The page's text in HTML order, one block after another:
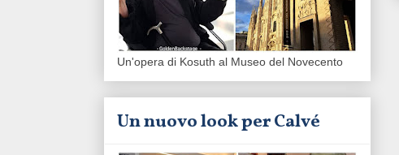
Un'opera di Kosuth al Museo del Novecento
Un nuovo look per Calvé